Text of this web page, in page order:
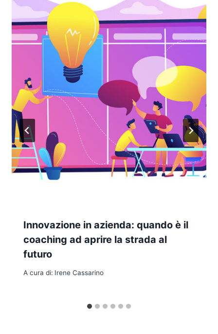
Innovazione in azienda: quando è il
coaching ad aprire la strada al
futuro
A cura di: Irene Cassarino